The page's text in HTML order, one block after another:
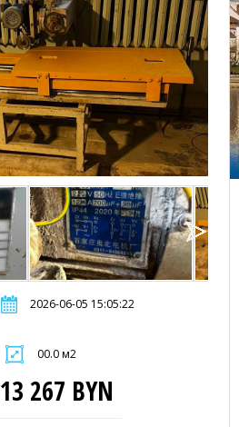
2026-06-05 15:05:22
00.0 м2
13 267 BYN